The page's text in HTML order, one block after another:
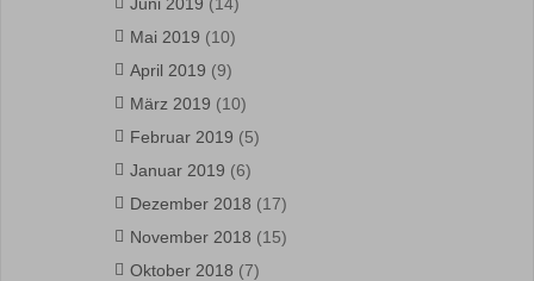
Mai 2019 (10)
April 2019 (9)
März 2019 (10)
Februar 2019 (5)
Januar 2019 (6)
Dezember 2018 (17)
November 2018 (15)
Oktober 2018 (7)